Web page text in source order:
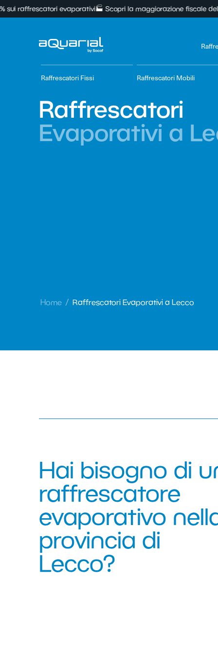
evaporativi🏭 Scopri la maggiorazione fiscale del +180%
Raffrescatori Fissi Raffrescatori Mobili
Raffrescatori
Evaporativi a
Home Raffrescatori Evaporativi a Lecco
Hai bisogno di
raffrescatore
evaporativo
provincia di
Lecco?